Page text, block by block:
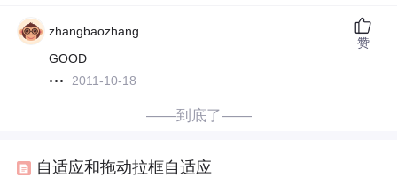
zhangbaozhang
GOOD
2011-10-18
赞
——到底了——
自适应和拖动拉框自适应